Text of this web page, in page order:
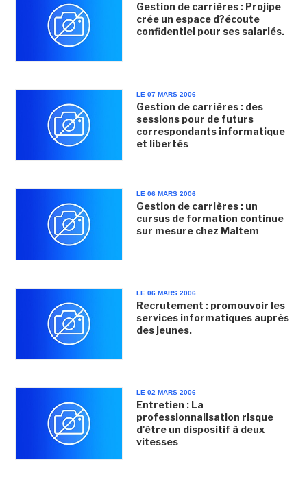
Gestion de carrières : Projipe
crée un espace d?écoute
confidentiel pour ses salariés.
LE 07 MARS 2006
Gestion de carrières : des
sessions pour de futurs
correspondants informatique
et libertés
LE 06 MARS 2006
Gestion de carrières : un
cursus de formation continue
sur mesure chez Maltem
LE 06 MARS 2006
Recrutement : promouvoir les
services informatiques auprès
des jeunes.
LE 02 MARS 2006
Entretien : La
professionnalisation risque
d'être un dispositif à deux
vitesses